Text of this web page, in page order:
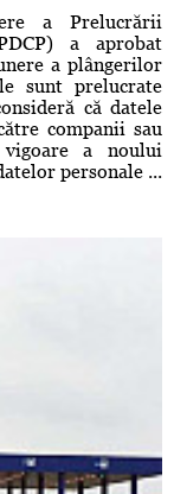
a Prelucrării
a aprobat
a plângerilor
sunt prelucrate
că datele
companii sau
a noului
personale ...